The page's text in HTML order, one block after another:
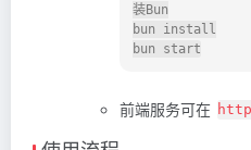
装Bun
bun install
前端服务可在